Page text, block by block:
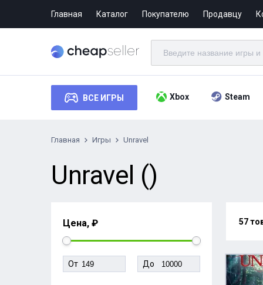
Главная Каталог Покупателю Продавцу
ВСЕ ИГРЫ Xbox Steam
Главная Игры Unravel
Unravel ()
Цена, ₽
От До
57